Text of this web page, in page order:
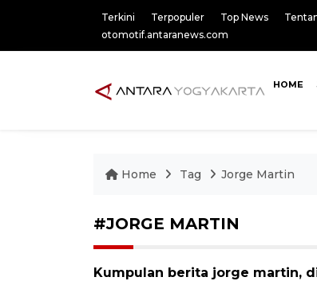
Terkini Terpopuler Top News
otomotif.antaranews.com
HOME
Home Tag Jorge Martin
#JORGE MARTIN
Kumpulan berita jorge martin,